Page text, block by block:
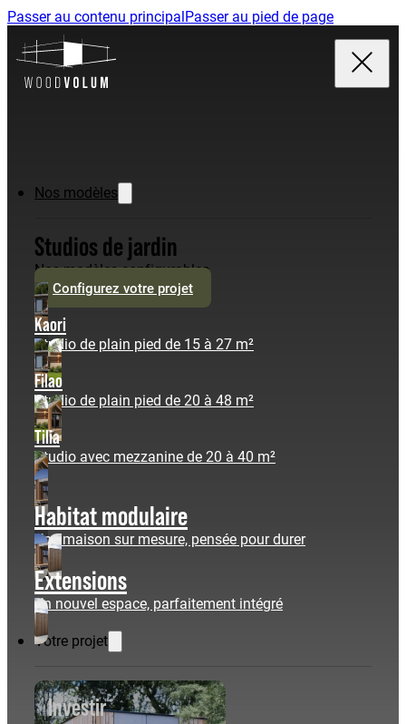
Passer au contenu principalPasser au pied de page
Nos modèles
Studios de jardin
Nos modèles configurables
Configurez votre projet
Kaori
Studio de plain pied de 15 à 27 m²
Filao
Studio de plain pied de 20 à 48 m²
Tilia
Studio avec mezzanine de 20 à 40 m²
Habitat modulaire
Une maison sur mesure, pensée pour durer
Extensions
Un nouvel espace, parfaitement intégré
Votre projet
Investir